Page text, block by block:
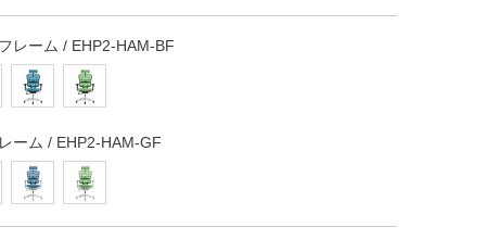
レーム / EHP2-HAM-BF
ーム / EHP2-HAM-GF